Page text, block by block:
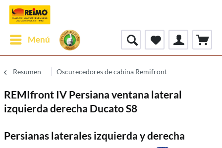
Menú
Resumen Oscurecedores de cabina Remifront
REMIfront IV Persiana ventana lateral
izquierda derecha Ducato S8
Persianas laterales izquierda y derecha